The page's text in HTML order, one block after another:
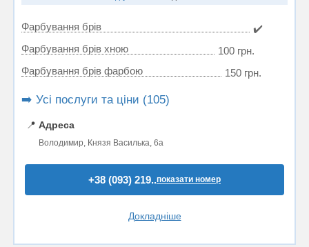
Фарбування брів
✔️
Фарбування брів хною
100 грн.
Фарбування брів фарбою
150 грн.
➡️ Усі послуги та ціни (105)
📍 Адреса
Володимир, Князя Василька, 6а
+38 (093) 219..показати номер
Докладніше